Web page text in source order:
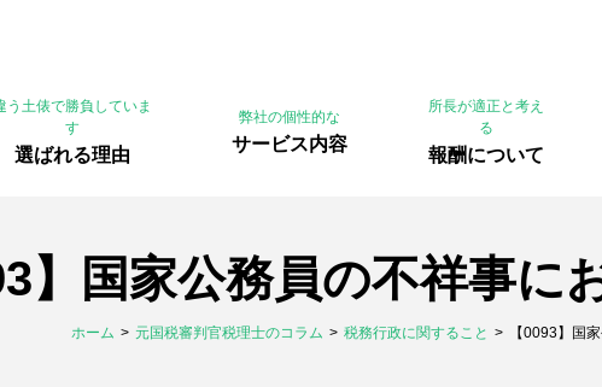
う土俵で勝負していま
す
選ばれる理由
弊社の個性的な
サービス内容
所長が適正と考え
る
報酬について
】国家公務員の不祥事に
ホーム 元国税審判官税理士のコラム 税務行政に関すること 【0093】国